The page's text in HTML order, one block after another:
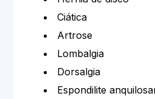
Ciática
Artrose
Lombalgia
Dorsalgia
Espondilite